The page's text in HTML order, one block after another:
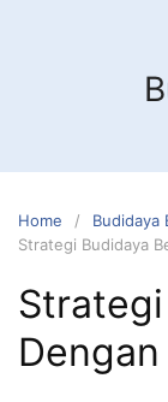
Home
Budidaya
Strategi Budidaya